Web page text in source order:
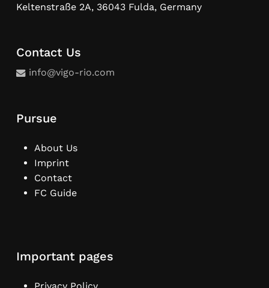
Keltenstraße 2A, 36043 Fulda, Germany
Contact Us
info@vigo-rio.com
Pursue
About Us
Imprint
Contact
FC Guide
Important pages